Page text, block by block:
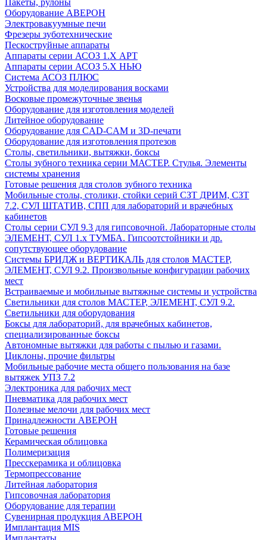
Пакеты, рулоны
Оборудование АВЕРОН
Электровакуумные печи
Фрезеры зуботехнические
Пескоструйные аппараты
Аппараты серии АСОЗ 1.Х АРТ
Аппараты серии АСОЗ 5.Х НЬЮ
Система АСОЗ ПЛЮС
Устройства для моделирования восками
Восковые промежуточные звенья
Оборудование для изготовления моделей
Литейное оборудование
Оборудование для CAD-CAM и 3D-печати
Оборудование для изготовления протезов
Cтолы, светильники, вытяжки, боксы
Столы зубного техника серии МАСТЕР. Стулья. Элементы
системы хранения
Готовые решения для столов зубного техника
Мобильные столы, столики, стойки серий СЗТ ДРИМ, СЗТ
7.2, СУЛ ШТАТИВ, СПП для лабораторий и врачебных
кабинетов
Столы серии СУЛ 9.3 для гипсовочной. Лабораторные столы
ЭЛЕМЕНТ, СУЛ 1.х ТУМБА. Гипсоотстойники и др.
сопутствующее оборудование
Системы БРИДЖ и ВЕРТИКАЛЬ для столов МАСТЕР,
ЭЛЕМЕНТ, СУЛ 9.2. Произвольные конфигурации рабочих
мест
Встраиваемые и мобильные вытяжные системы и устройства
Светильники для столов МАСТЕР, ЭЛЕМЕНТ, СУЛ 9.2.
Светильники для оборудования
Боксы для лабораторий, для врачебных кабинетов,
специализированные боксы
Автономные вытяжки для работы с пылью и газами.
Циклоны, прочие фильтры
Мобильные рабочие места общего пользования на базе
вытяжек УПЗ 7.2
Электроника для рабочих мест
Пневматика для рабочих мест
Полезные мелочи для рабочих мест
Принадлежности АВЕРОН
Готовые решения
Керамическая облицовка
Полимеризация
Пресскерамика и облицовка
Термопрессование
Литейная лаборатория
Гипсовочная лаборатория
Оборудование для терапии
Сувенирная продукция АВЕРОН
Имплантация MIS
Имплантаты